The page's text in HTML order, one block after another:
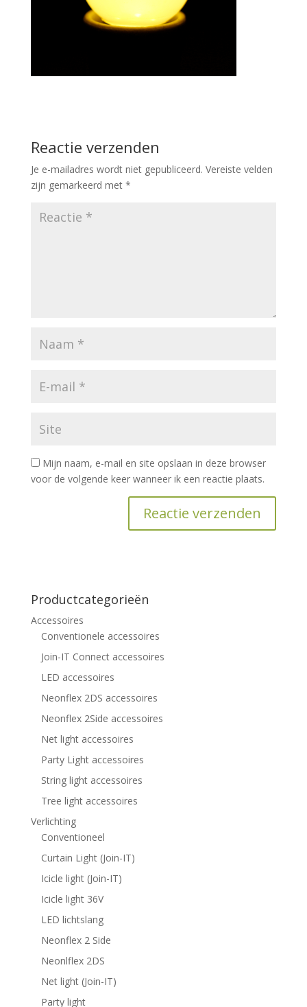
Reactie verzenden
Je e-mailadres wordt niet gepubliceerd. Vereiste velden
zijn gemarkeerd met *
Mijn naam, e-mail en site opslaan in deze browser
voor de volgende keer wanneer ik een reactie plaats.
Productcategorieën
Accessoires
Conventionele accessoires
Join-IT Connect accessoires
LED accessoires
Neonflex 2DS accessoires
Neonflex 2Side accessoires
Net light accessoires
Party Light accessoires
String light accessoires
Tree light accessoires
Verlichting
Conventioneel
Curtain Light (Join-IT)
Icicle light (Join-IT)
Icicle light 36V
LED lichtslang
Neonflex 2 Side
Neonlflex 2DS
Net light (Join-IT)
Party light